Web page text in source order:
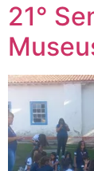
21°